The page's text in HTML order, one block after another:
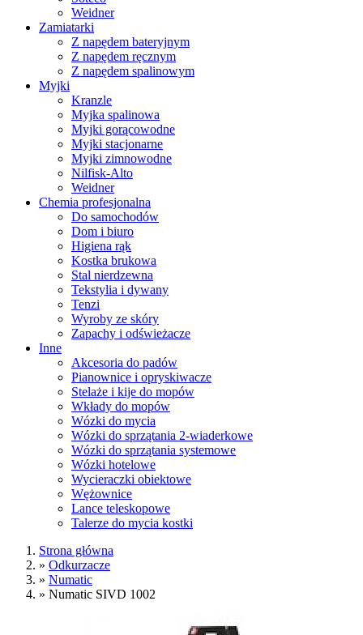
Weidner
Zamiatarki
Z napędem bateryjnym
Z napędem ręcznym
Z napędem spalinowym
Myjki
Kranzle
Myjka spalinowa
Myjki gorącowodne
Myjki stacjonarne
Myjki zimnowodne
Nilfisk-Alto
Weidner
Chemia profesjonalna
Do samochodów
Dom i biuro
Higiena rąk
Kostka brukowa
Stal nierdzewna
Tekstylia i dywany
Tenzi
Wyroby ze skóry
Zapachy i odświeżacze
Inne
Akcesoria do padów
Pianownice i opryskiwacze
Stelaże i kije do mopów
Wkłady do mopów
Wózki do mycia
Wózki do sprzątania 2-wiaderkowe
Wózki do sprzątania systemowe
Wózki hotelowe
Wycieraczki obiektowe
Wężownice
Lance teleskopowe
Talerze do mycia kostki
Strona główna
» Odkurzacze
» Numatic
» Numatic SIVD 1002